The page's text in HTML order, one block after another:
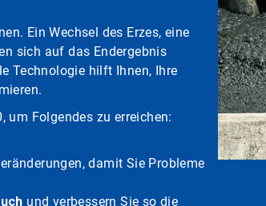
Ein Wechsel des Erzes, eine
sich auf das Endergebnis
Technologie hilft Ihnen, Ihre
Folgendes zu erreichen:
damit Sie Probleme
und verbessern Sie so die